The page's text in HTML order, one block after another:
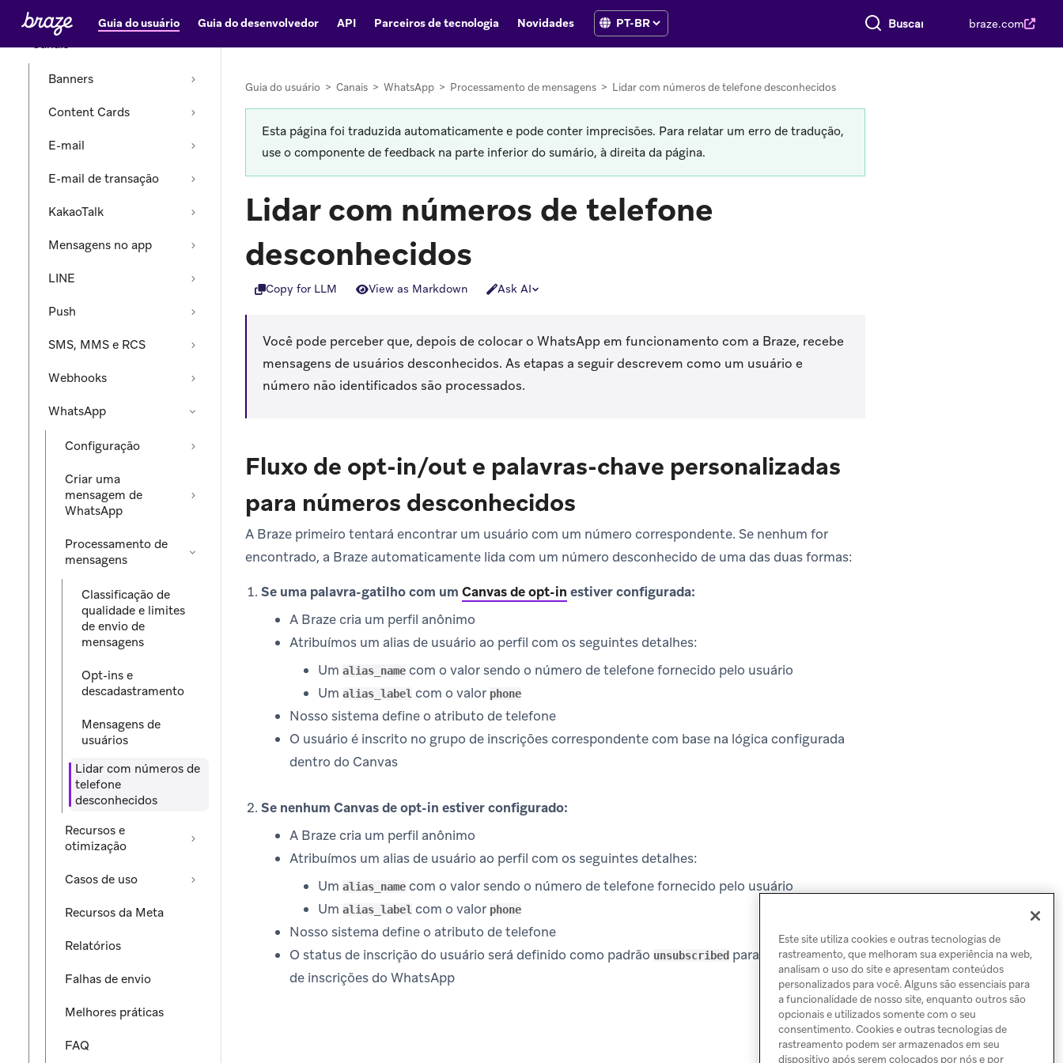
Guia do usuário Guia do desenvolvedor API Parceiros de tecnologia Novidades Buscar tudo braze.com
Canais
Banners
Content Cards
E-mail
E-mail de transação
KakaoTalk
Mensagens no app
LINE
Push
SMS, MMS e RCS
Webhooks
WhatsApp
Configuração
Criar uma
mensagem de
WhatsApp
Processamento de
mensagens
Classificação de
qualidade e limites
de envio de
mensagens
Opt-ins e
descadastramento
Mensagens de
usuários
Lidar com números de
telefone
desconhecidos
Recursos e
otimização
Casos de uso
Recursos da Meta
Relatórios
Falhas de envio
Melhores práticas
FAQ
Guia do usuário > Canais > WhatsApp > Processamento de mensagens > Lidar com números de telefone desconhecidos
Esta página foi traduzida automaticamente e pode conter imprecisões. Para relatar um erro de tradução,
use o componente de feedback na parte inferior do sumário, à direita da página.
Lidar com números de telefone
desconhecidos
Copy for LLM View as Markdown Ask AI
Você pode perceber que, depois de colocar o WhatsApp em funcionamento com a Braze, recebe
mensagens de usuários desconhecidos. As etapas a seguir descrevem como um usuário e
número não identificados são processados.
Fluxo de opt-in/out e palavras-chave personalizadas
para números desconhecidos
A Braze primeiro tentará encontrar um usuário com um número correspondente. Se nenhum for
encontrado, a Braze automaticamente lida com um número desconhecido de uma das duas formas:
Se uma palavra-gatilho com um Canvas de opt-in estiver configurada:
A Braze cria um perfil anônimo
Atribuímos um alias de usuário ao perfil com os seguintes detalhes:
Um alias_name com o valor sendo o número de telefone fornecido pelo usuário
Um alias_label com o valor phone
Nosso sistema define o atributo de telefone
O usuário é inscrito no grupo de inscrições correspondente com base na lógica configurada
dentro do Canvas
Se nenhum Canvas de opt-in estiver configurado:
A Braze cria um perfil anônimo
Atribuímos um alias de usuário ao perfil com os seguintes detalhes:
Um alias_name com o valor sendo o número de telefone fornecido pelo usuário
Um alias_label com o valor phone
Nosso sistema define o atributo de telefone
O status de inscrição do usuário será definido como padrão unsubscribed para todos os grupos
de inscrições do WhatsApp
Este site utiliza cookies e outras tecnologias de
rastreamento, que melhoram sua experiência na web,
analisam o uso do site e apresentam conteúdos
personalizados para você. Alguns são essenciais para
a funcionalidade de nosso site, enquanto outros são
opcionais e utilizados somente com o seu
consentimento. Cookies e outras tecnologias de
rastreamento podem ser armazenados em seu
dispositivo após serem colocados por nós e por